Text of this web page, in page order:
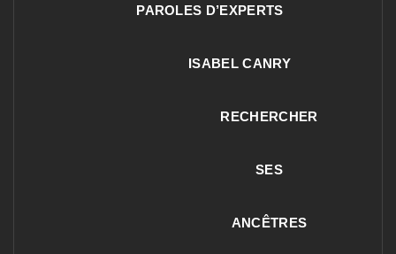
PAROLES D’EXPERTS
ISABEL CANRY
RECHERCHER
SES
ANCÊTRES